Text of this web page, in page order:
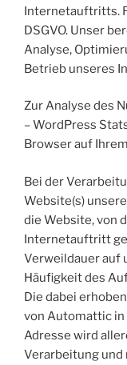
Internetauftritts.
DSGVO. Unser
Analyse,
Betrieb unseres
Zur Analyse des
– WordPress
Browser auf
Bei der
Website(s)
die Website, von
Internetauftritt
Verweildauer auf
Häufigkeit des
Die dabei
von Automattic in
Adresse wird
Verarbeitung und